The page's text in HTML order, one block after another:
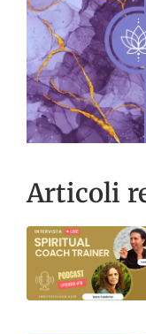
Articoli